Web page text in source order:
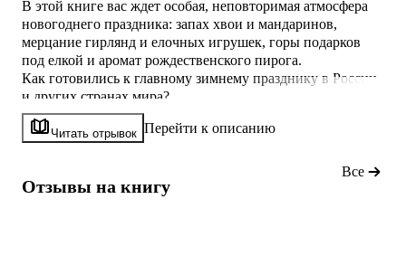
В этой книге вас ждет особая, неповторимая атмосфера
новогоднего праздника: запах хвои и мандаринов,
мерцание гирлянд и елочных игрушек, горы подарков
под елкой и аромат рождественского пирога.
Как готовились к главному зимнему празднику в России
и других странах мира?
Почему в прошлом веке новогоднюю ель можно было
купить только в кофейне?
Какие яства подавали в рождественскую ночь к царскому
Читать отрывок Перейти к описанию
Отзывы на книгу
Все